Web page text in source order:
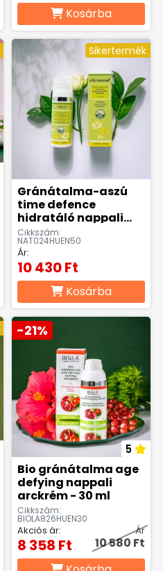
Kosárba
Sikertermék
Gránátalma-aszú
time defence
hidratáló nappali
arckrém - 50 ml
Cikkszám:
NAT024HUEN50
Ár:
10 430 Ft
Kosárba
-21%
5
Bio gránátalma age
defying nappali
arckrém - 30 ml
Cikkszám:
BIOLA826HUEN30
Akciós ár:
8 358 Ft
Ár
10 580 Ft